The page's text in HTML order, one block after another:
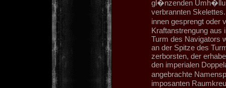
gl�nzenden
verbrannten
innen gesprengt oder
Kraftanstrengung aus
Turm des Navigators
an der Spitze des
zerborsten, der
den imperialen
angebrachte
imposanten